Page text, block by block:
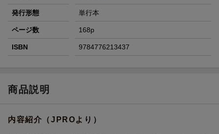
発行形態 単行本
ページ数 168p
ISBN 9784776213437
商品説明
内容紹介（JPROより）